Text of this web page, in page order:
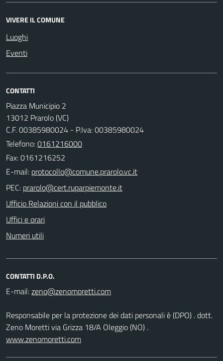
VIVERE IL COMUNE
Luoghi
Eventi
CONTATTI
Piazza Municipio 2
13012 Prarolo (VC)
C.F. 00385980024 - P.Iva: 00385980024
Telefono:0161216000
Fax: 0161216252
E-mail:
PEC:
Ufficio Relazioni con il pubblico
Uffici e orari
Numeri utili
CONTATTI D.P.O.
E-mail:
Responsabile per la protezione dei dati personali è (DPO) . dott.
Zeno Moretti via Grizza 18/A Oleggio (NO) .
www.zenomoretti.com